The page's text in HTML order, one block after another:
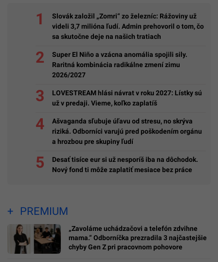
Slovák založil „Zomri“ zo železníc: Rážoviny už
videli 3,7 milióna ľudí. Admin prehovoril o tom, čo
sa skutočne deje na našich tratiach
Super El Niño a vzácna anomália spojili sily.
Raritná kombinácia radikálne zmení zimu
2026/2027
LOVESTREAM hlási návrat v roku 2027: Lístky sú
už v predaji. Vieme, koľko zaplatíš
Ašvaganda sľubuje úľavu od stresu, no skrýva
riziká. Odborníci varujú pred poškodením orgánu
a hrozbou pre skupiny ľudí
Desať tisíce eur si už nesporíš iba na dôchodok.
Nový fond ti môže zaplatiť mesiace bez práce
PREMIUM
„Zavoláme uchádzačovi a telefón zdvihne
mama.“ Odborníčka prezradila 3 najčastejšie
chyby Gen Z pri pracovnom pohovore